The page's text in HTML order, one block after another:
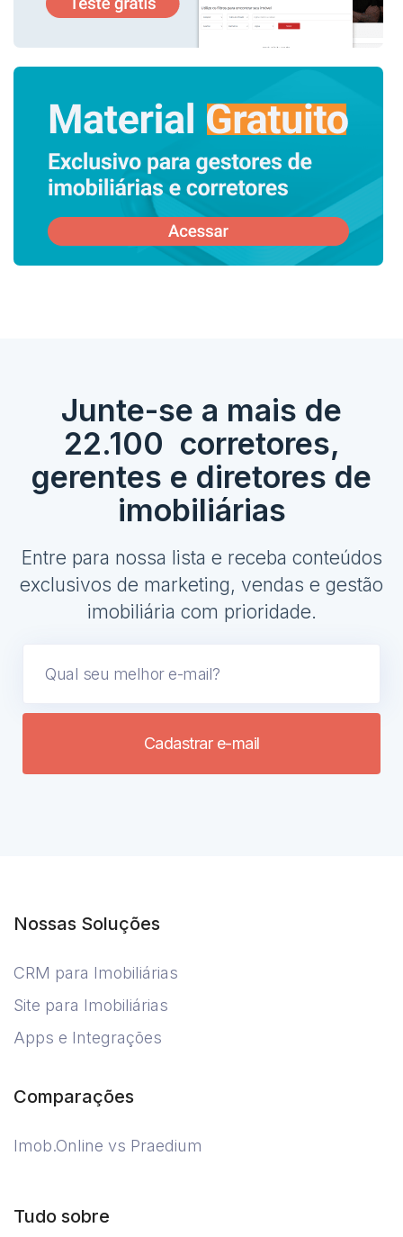
Junte-se a mais de
22.100 corretores,
gerentes e diretores de
imobiliárias
Entre para nossa lista e receba conteúdos
exclusivos de marketing, vendas e gestão
imobiliária com prioridade.
Cadastrar e-mail
Nossas Soluções
CRM para Imobiliárias
Site para Imobiliárias
Apps e Integrações
Comparações
Imob.Online vs Praedium
Tudo sobre